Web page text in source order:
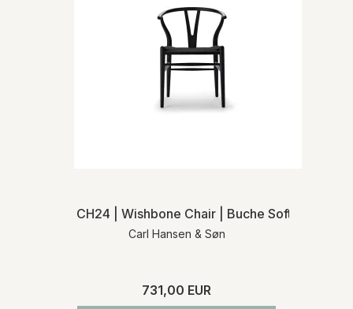
CH24 | Wishbone Chair | Buche Soft |
Carl Hansen & Søn
731,00 EUR